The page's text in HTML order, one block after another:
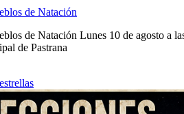
de Natación
de Natación Lunes 10 de agosto a
de Pastrana